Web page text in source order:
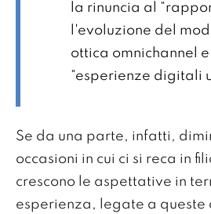
la rinuncia al
l'evoluzione del
ottica omnichannel
“esperienze digitali
Se da una parte, infatti,
occasioni in cui ci si reca in
crescono le aspettative in
esperienza, legate a queste